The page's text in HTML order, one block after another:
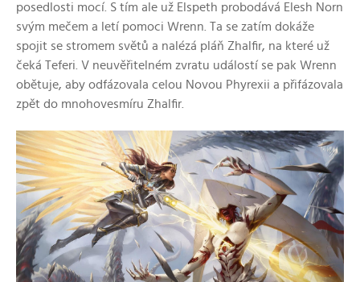
posedlosti mocí. S tím ale už Elspeth probodává Elesh Norn
svým mečem a letí pomoci Wrenn. Ta se zatím dokáže
spojit se stromem světů a nalézá pláň Zhalfir, na které už
čeká Teferi. V neuvěřitelném zvratu událostí se pak Wrenn
obětuje, aby odfázovala celou Novou Phyrexii a přifázovala
zpět do mnohovesmíru Zhalfir.